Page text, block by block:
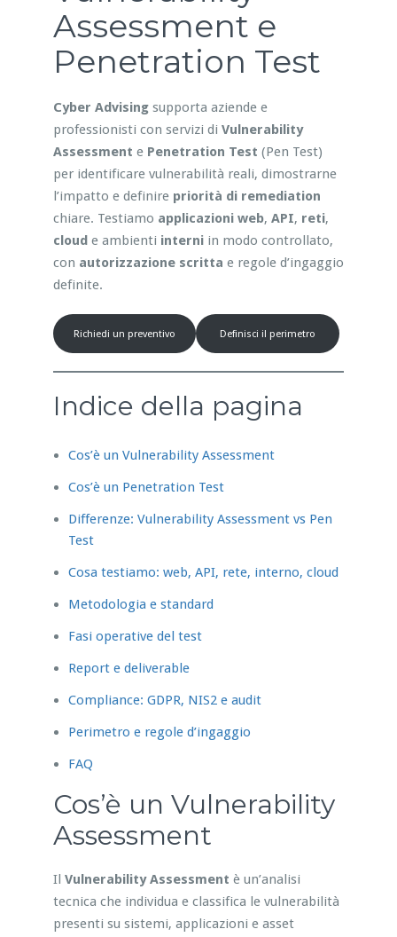
Assessment e
Penetration Test
Cyber Advisingsupporta aziende e
professionisti con servizi di Vulnerability
Assessment e Penetration Test (Pen Test)
per identificare vulnerabilità reali, dimostrarne
l’impatto e definire priorità di remediation
chiare. Testiamo applicazioni web, API, reti,
cloude ambienti interniin modo controllato,
con autorizzazione scritta e regole d’ingaggio
definite.
Richiedi un preventivo Definisci il perimetro
Indice della pagina
Cos’è un Vulnerability Assessment
Cos’è un Penetration Test
Differenze: Vulnerability Assessment vs Pen
Test
Cosa testiamo: web, API, rete, interno, cloud
Metodologia e standard
Fasi operative del test
Report e deliverable
Compliance: GDPR, NIS2 e audit
Perimetro e regole d’ingaggio
FAQ
Cos’è un Vulnerability
Assessment
Il Vulnerability Assessment è un’analisi
tecnica che individua e classifica le vulnerabilità
presenti su sistemi, applicazioni e asset